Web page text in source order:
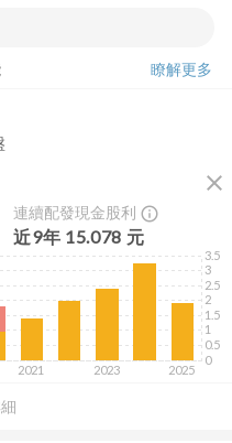
瞭解更多
close
連續配發現金股利 info_outline
近9年 15.078 元
2021 2023 2025
0
0.5
1
1.5
2
2.5
3
3.5